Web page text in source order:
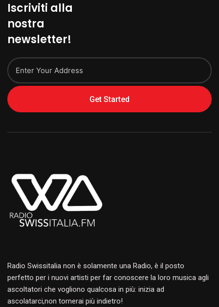
Iscriviti alla
nostra
newsletter!
Get Started
Radio Swissitalia non è solamente una Radio, è il posto
perfetto per i nuovi artisti per far conoscere la loro musica agli
ascoltatori che vogliono qualcosa in più: inizia ad
ascolatarci,non tornerai più indietro!